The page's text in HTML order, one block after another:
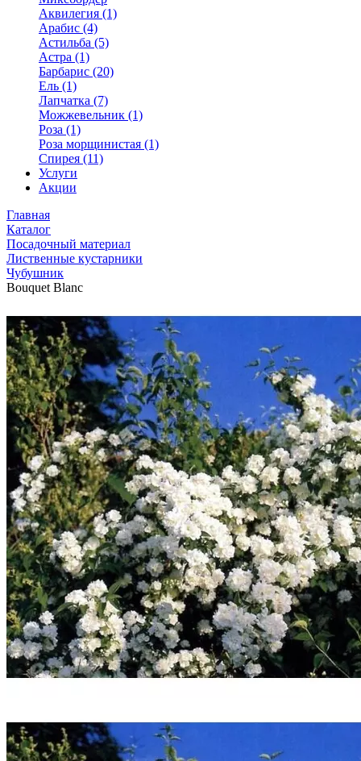
Аквилегия (1)
Арабис (4)
Астильба (5)
Астра (1)
Барбарис (20)
Ель (1)
Лапчатка (7)
Можжевельник (1)
Роза (1)
Роза морщинистая (1)
Спирея (11)
Услуги
Акции
Главная
Каталог
Посадочный материал
Лиственные кустарники
Чубушник
Bouquet Blanc